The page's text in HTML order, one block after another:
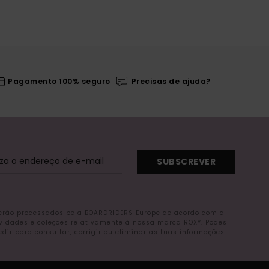
Pagamento 100% seguro Precisas de ajuda?
SUBSCREVER
pela BOARDRIDERS Europe de acordo com a
e coleções relativamente à nossa marca ROXY. Podes
para consultar, corrigir ou eliminar as tuas informações